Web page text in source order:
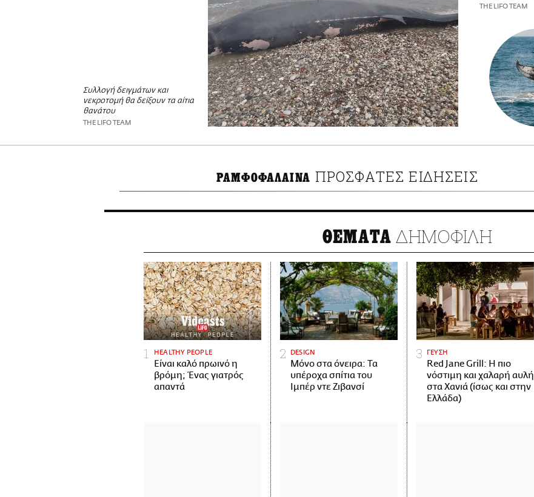
Συλλογή δειγμάτων και
νεκροτομή θα δείξουν τα αίτια
θανάτου
THE LIFO TEAM
THE LIFO TEAM
ΡΑΜΦΟΦΑΛΑΙΝΑ ΠΡΟΣΦΑΤΕΣ ΕΙΔΗΣΕΙΣ
ΘΕΜΑΤΑ ΔΗΜΟΦΙΛΗ
HEALTHY PEOPLE
Είναι καλό πρωινό η
βρόμη; Ένας γιατρός
απαντά
DESIGN
Μόνο στα όνειρα: Τα
υπέροχα σπίτια του
Ιμπέρ ντε Ζιβανσί
ΓΕΥΣΗ
Red Jane Grill: Η πιο
νόστιμη και χαλαρή αυλή
στα Χανιά (ίσως και στην
Ελλάδα)